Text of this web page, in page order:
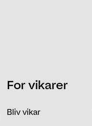
For vikarer
Bliv vikar